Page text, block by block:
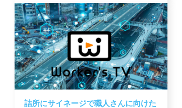
詰所にサイネージで職人さんに向けた